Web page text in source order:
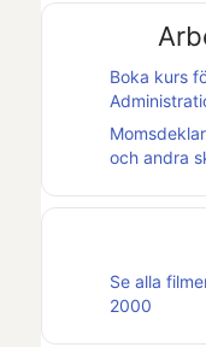
Boka kurs
och andra
Se alla
2000